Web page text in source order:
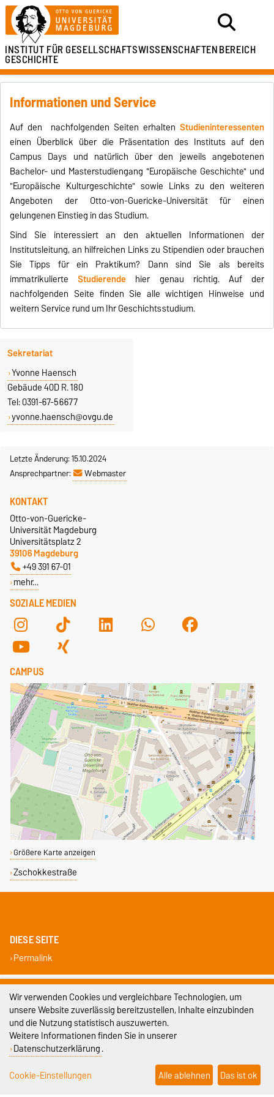
INSTITUT FÜRGESELLSCHAFTSWISSENSCHAFTENBEREICH
GESCHICHTE
Informationen und Service
Auf den nachfolgenden Seiten erhalten Studieninteressenten
einen Überblick über die Präsentation des Instituts auf den
Campus Days und natürlich über den jeweils angebotenen
Bachelor- und Masterstudiengang "Europäische Geschichte" und
"Europäische Kulturgeschichte" sowie Links zu den weiteren
Angeboten der Otto-von-Guericke-Universität für einen
gelungenen Einstieg in das Studium.
Sind Sie interessiert an den aktuellen Informationen der
Institutsleitung, an hilfreichen Links zu Stipendien oder brauchen
Sie Tipps für ein Praktikum? Dann sind Sie als bereits
immatrikulierteStudierende hier genau richtig. Auf der
nachfolgenden Seite finden Sie alle wichtigen Hinweise und
weitern Service rund um Ihr Geschichtsstudium.
Sekretariat
Yvonne Haensch
Gebäude 40D R. 180
Tel: 0391-67-56677
yvonne.haensch@ovgu.de
Letzte Änderung: 15.10.2024
Ansprechpartner:
Webmaster
SOZIALE MEDIEN
KONTAKT
Otto-von-Guericke-
Universität Magdeburg
Universitätsplatz 2
39106 Magdeburg
+49 391 67-01
mehr…
CAMPUS
Größere Karte anzeigen
Zschokkestraße
DIESE SEITE
Permalink
Impressum
Datenschutz
Barrierefreiheit
Cookie-Einstellungen
Wir verwenden Cookies und vergleichbare Technologien, um
unsere Website zuverlässig bereitzustellen, Inhalte einzubinden
und die Nutzung statistisch auszuwerten.
Weitere Informationen finden Sie in unserer
Datenschutzerklärung.
Cookie-Einstellungen
Alle ablehnen Das ist ok